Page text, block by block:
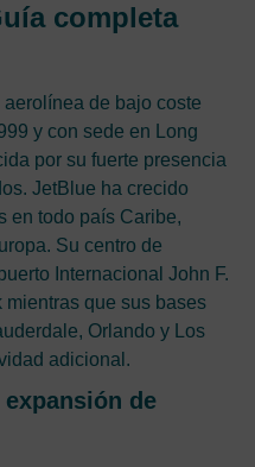
completa
de bajo coste
y con sede en Long
por su fuerte presencia
JetBlue ha crecido
en todo país Caribe,
Su centro de
Internacional John F.
mientras que sus bases
Orlando y Los
adicional.
de